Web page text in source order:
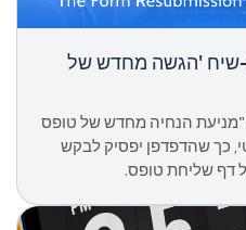
שיח 'הגשה מחדש של
הנחיה מחדש של טופס
כך שהדפדפן יפסיק לבקש
דף שליחת טופס.